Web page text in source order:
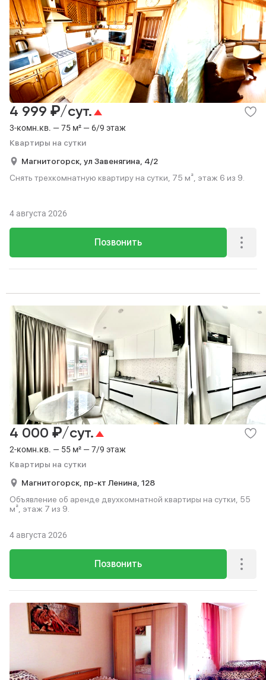
3-комн.кв. — 75 м² — 6/9 этаж
Квартиры на сутки
4 999 ₽/сут.
Магнитогорск, ул Завенягина, 4/2
Снять трехкомнатную квартиру на сутки, 75 м², этаж 6 из 9.
Позвонить
4 августа 2026
2-комн.кв. — 55 м² — 7/9 этаж
Квартиры на сутки
4 000 ₽/сут.
Магнитогорск, пр-кт Ленина, 128
Объявление об аренде двухкомнатной квартиры на сутки, 55
м², этаж 7 из 9.
Позвонить
4 августа 2026